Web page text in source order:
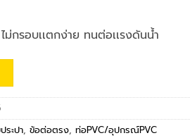
ม่กรอบเเตกง่าย ทนต่อเเรงดันน้ำ
ระปา,ข้อต่อตรง,ท่อPVC/อุปกรณ์PVC